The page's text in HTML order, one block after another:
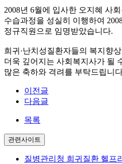
2008년 6월에 입사한 오지혜 사
수습과정을 성실히 이행하여
정규직원으로 임명받았습니다.
희귀·난치성질환자들의 복지향
더욱 깊어지는 사회복지사가 될
많은 축하와 격려를 부탁드립니
이전글
다음글
목록
관련사이트
질병관리청 희귀질환 헬프